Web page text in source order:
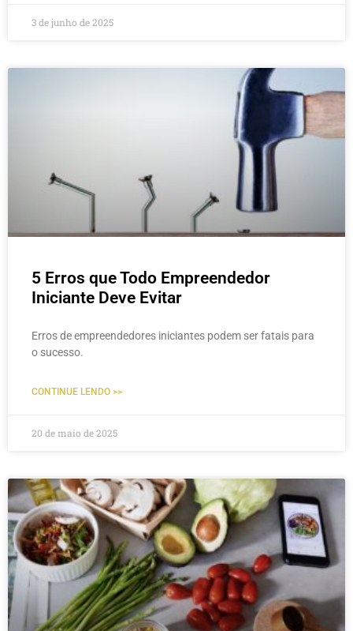
3 de junho de 2025
5 Erros que Todo Empreendedor
Iniciante Deve Evitar
Erros de empreendedores iniciantes podem ser fatais para
o sucesso.
CONTINUE LENDO >>
20 de maio de 2025